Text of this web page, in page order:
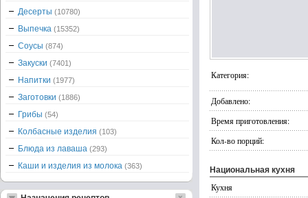
Категория:
Добавлено:
Время приготовления:
Кол-во порций:
Национальная кухня
Кухня
Десерты (10780)
Выпечка (15352)
Соусы (874)
Закуски (7401)
Напитки (1977)
Заготовки (1886)
Грибы (54)
Колбасные изделия (103)
Блюда из лаваша (293)
Каши и изделия из молока (363)